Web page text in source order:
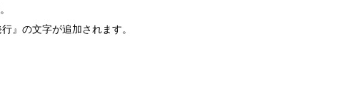
』の文字が追加されます。